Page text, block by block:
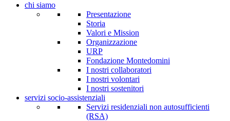
chi siamo
Presentazione
Storia
Valori e Mission
Organizzazione
URP
Fondazione Montedomini
I nostri collaboratori
I nostri volontari
I nostri sostenitori
servizi socio-assistenziali
Servizi residenziali non autosufficienti
(RSA)